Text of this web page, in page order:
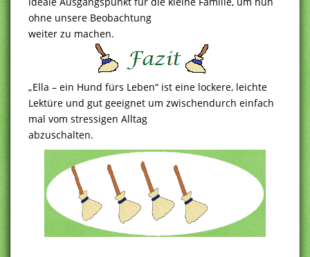
ohne unsere Beobachtung
weiter zu machen.
„Ella – ein Hund fürs Leben“ ist eine lockere, leichte
Lektüre und gut geeignet um zwischendurch einfach
mal vom stressigen Alltag
abzuschalten.